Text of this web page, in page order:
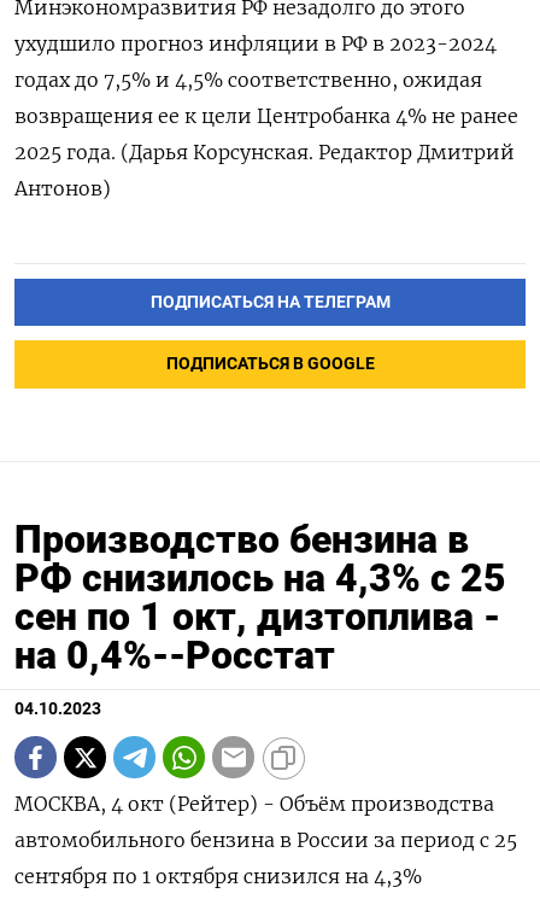
Минэкономразвития РФ незадолго до этого
ухудшило прогноз инфляции в РФ в 2023-2024
годах до 7,5% и 4,5% соответственно, ожидая
возвращения ее к цели Центробанка 4% не ранее
2025 года. (Дарья Корсунская. Редактор Дмитрий
Антонов)
ПОДПИСАТЬСЯ НА ТЕЛЕГРАМ
ПОДПИСАТЬСЯ В GOOGLE
Производство бензина в
РФ снизилось на 4,3% с 25
сен по 1 окт, дизтоплива -
на 0,4%--Росстат
04.10.2023
МОСКВА, 4 окт (Рейтер) - Объём производства
автомобильного бензина в России за период с 25
сентября по 1 октября снизился на 4,3%